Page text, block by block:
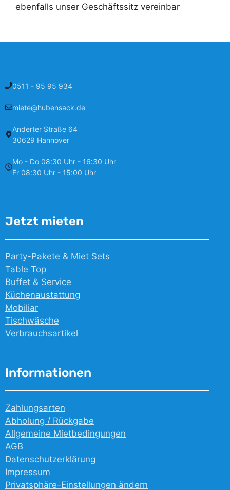
ebenfalls unser Geschäftssitz vereinbar
0511 - 95 95 934
miete@hubensack.de
Anderter Straße 64
30629 Hannover
Mo - Do 08:30 Uhr - 16:30 Uhr
Fr 08:30 Uhr - 15:00 Uhr
Jetzt mieten
Party-Pakete & Miet Sets
Table Top
Buffet & Service
Küchenaustattung
Mobiliar
Tischwäsche
Verbrauchsartikel
Informationen
Zahlungsarten
Abholung / Rückgabe
Allgemeine Mietbedingungen
AGB
Datenschutzerklärung
Impressum
Privatsphäre-Einstellungen ändern